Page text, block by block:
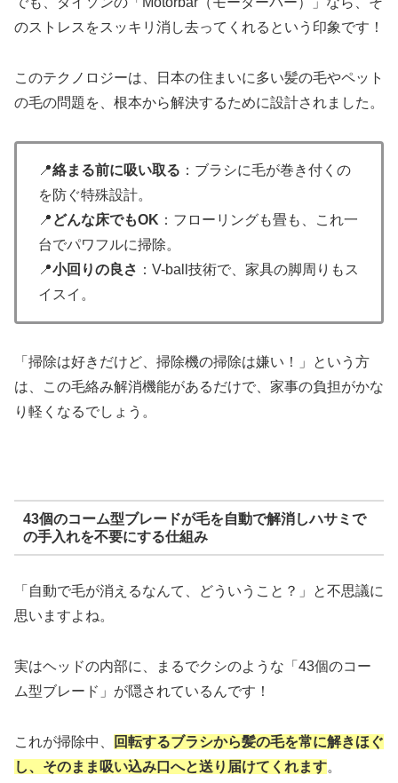
のストレスをスッキリ消し去ってくれるという印象です！
このテクノロジーは、日本の住まいに多い髪の毛やペット
の毛の問題を、根本から解決するために設計されました。
📍絡まる前に吸い取る ：ブラシに毛が巻き付くの
を防ぐ特殊設計。
📍 どんな床でもOK ：フローリングも畳も、これ一
台でパワフルに掃除。
📍小回りの良さ ：V-ball技術で、家具の脚周りもス
イスイ。
「掃除は好きだけど、掃除機の掃除は嫌い！」という方
は、この毛絡み解消機能があるだけで、家事の負担がかな
り軽くなるでしょう。
43個のコーム型ブレードが毛を自動で解消しハサミで
の手入れを不要にする仕組み
「自動で毛が消えるなんて、どういうこと？」と不思議に
思いますよね。
実はヘッドの内部に、まるでクシのような「43個のコー
ム型ブレード」が隠されているんです！
これが掃除中、
回転するブラシから髪の毛を常に解きほぐ
し、そのまま吸い込み口へと送り届けてくれます。